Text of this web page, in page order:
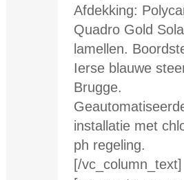
Afdekking:
Quadro Gold
lamellen.
Ierse blauwe
Brugge.
installatie met
ph regeling.
[/vc_column_text]